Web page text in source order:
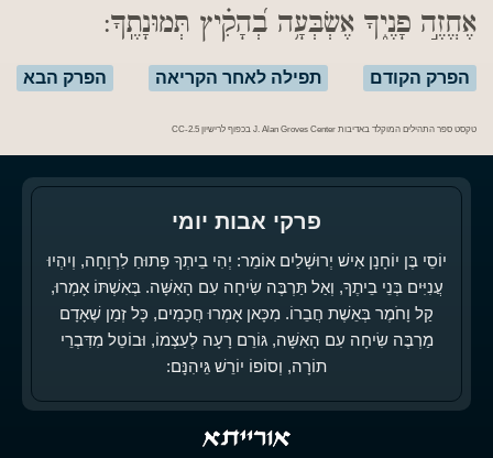
אֶחֱזֶ֣ה פָנֶ֑יךָ אֶשְׂבְּעָ֥ה בְ֝הָקִ֗יץ תְּמוּנָתֶֽךָ:
הפרק הקודם הפרק הבא תפילה לאחר הקריאה
טקסט ספר התהילים המוקלד באדיבות J. Alan Groves Center בכפוף לרישיון CC-2.5
פרקי אבות יומי
יוֹסֵי בֶּן יוֹחָנָן אִישׁ יְרוּשָׁלַיִם אוֹמֵר: יְהִי בֵיתְךָ פָּתוּחַ לִרְוָחָה, וְיִהְיוּ
עֲנִיִּים בְּנֵי בֵיתֶךָ, וְאַל תַּרְבֶּה שִׂיחָה עִם הָאִשָּׁה. בְּאִשְׁתּוֹ אָמְרוּ,
קַל וָחֹמֶר בְּאֵשֶׁת חֲבֵרוֹ. מִכָּאן אָמְרוּ חֲכָמִים, כָּל זְמַן שֶׁאָדָם
מַרְבֶּה שִׂיחָה עִם הָאִשָּׁה, גּוֹרֵם רָעָה לְעַצְמוֹ, וּבוֹטֵל מִדִּבְרֵי
תוֹרָה, וְסוֹפוֹ יוֹרֵשׁ גֵּיהִנָּם: